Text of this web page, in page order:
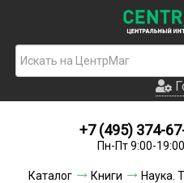
Условия
+7 (495) 374-
Пн-Пт 9:00-19:00
Каталог Книги
Наука.